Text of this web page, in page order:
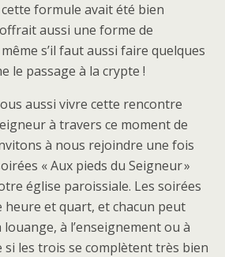
formule avait été bien
aussi une forme de
s’il faut aussi faire quelques
le passage à la crypte !
aussi vivre cette rencontre
à travers ce moment de
à nous rejoindre une fois
« Aux pieds du Seigneur »
église paroissiale. Les soirées
et quart, et chacun peut
à l’enseignement ou à
si les trois se complètent très bien